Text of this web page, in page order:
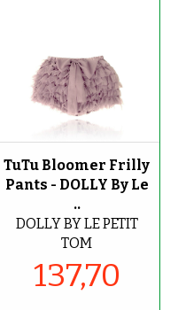
-70%
TuTu Bloomer Frilly
Pants - DOLLY By Le
..
DOLLY BY LE PETIT
TOM
137,70